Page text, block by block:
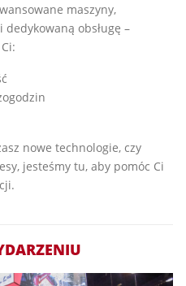
maszyny,
obsługę –
nowe technologie, czy
jesteśmy tu, aby pomóc Ci